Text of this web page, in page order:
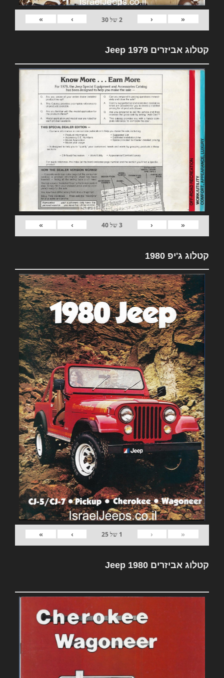
«
‹
2של30
›
»
קטלוג אביזרים 1979 Jeep
«
‹
3של40
›
»
קטלוג ג'יפ 1980
«
‹
1 של25
›
»
קטלוג אביזרים Jeep 1980